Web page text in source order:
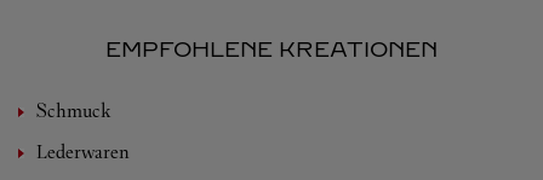
EMPFOHLENE KREATIONEN
Schmuck
Lederwaren